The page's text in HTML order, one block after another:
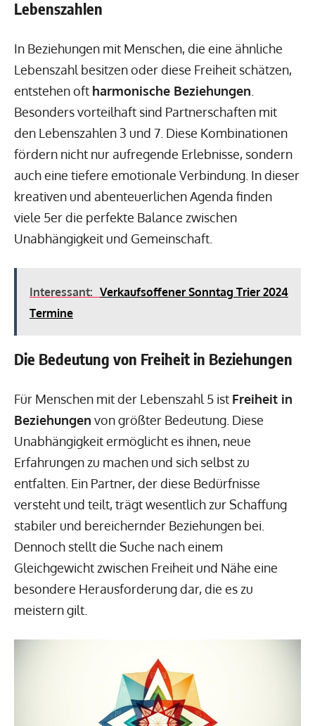
Lebenszahlen
In Beziehungen mit Menschen, die eine ähnliche
Lebenszahl besitzen oder diese Freiheit schätzen,
entstehen oft harmonische Beziehungen
Besonders vorteilhaft sind Partnerschaften mit
den Lebenszahlen 3 und 7. Diese Kombinationen
fördern nicht nur aufregende Erlebnisse, sondern
auch eine tiefere emotionale Verbindung. In dieser
kreativen und abenteuerlichen Agenda finden
viele 5er die perfekte Balance zwischen
Unabhängigkeit und Gemeinschaft.
Interessant: Verkaufsoffener Sonntag Trier 2024
Termine
Die Bedeutung von Freiheit in Beziehungen
Für Menschen mit der Lebenszahl 5 ist Freiheit in
Beziehungen von größter Bedeutung. Diese
Unabhängigkeit ermöglicht es ihnen, neue
Erfahrungen zu machen und sich selbst zu
entfalten. Ein Partner, der diese Bedürfnisse
versteht und teilt, trägt wesentlich zur Schaffung
stabiler und bereichernder Beziehungen bei.
Dennoch stellt die Suche nach einem
Gleichgewicht zwischen Freiheit und Nähe eine
besondere Herausforderung dar, die es zu
meistern gilt.